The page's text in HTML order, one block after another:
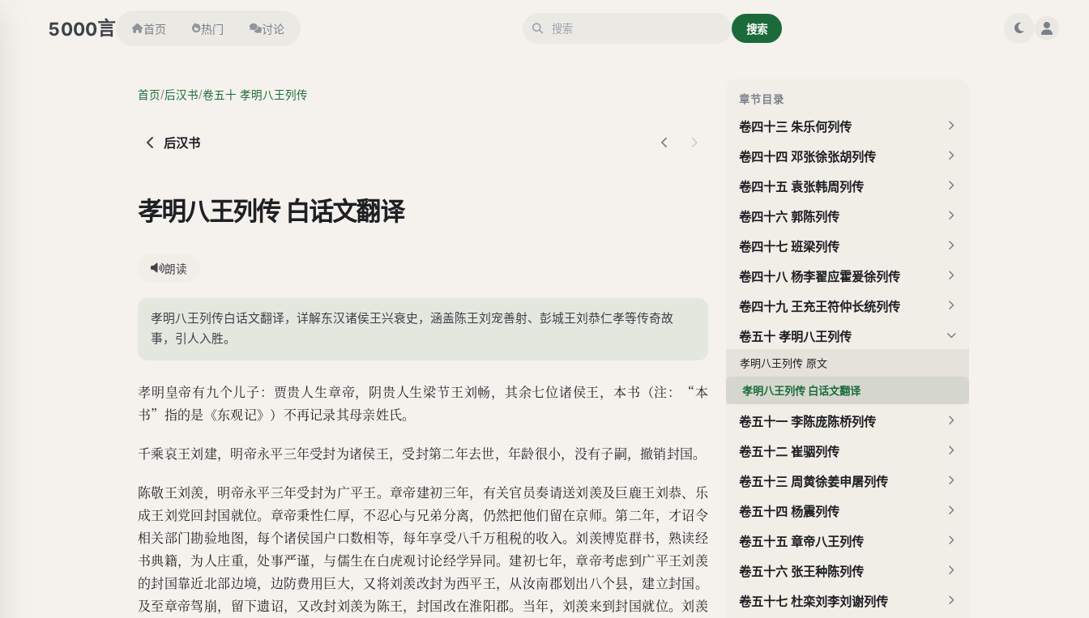
5000言 首页 热门 讨论 搜索
首页/后汉书/卷五十 孝明八王列传
后汉书
孝明八王列传 白话文翻译
朗读
孝明八王列传白话文翻译，详解东汉诸侯王兴衰史，涵盖陈王刘宠善射、彭城王刘恭仁孝等传奇故
事，引人入胜。
孝明皇帝有九个儿子：贾贵人生章帝，阴贵人生梁节王刘畅，其余七位诸侯王，本书（注：“本
书”指的是《东观记》）不再记录其母亲姓氏。
千乘哀王刘建，明帝永平三年受封为诸侯王，受封第二年去世，年龄很小，没有子嗣，撤销封国。
陈敬王刘羡，明帝永平三年受封为广平王。章帝建初三年，有关官员奏请送刘羡及巨鹿王刘恭、乐
成王刘党回封国就位。章帝秉性仁厚，不忍心与兄弟分离，仍然把他们留在京师。第二年，才诏令
相关部门勘验地图，每个诸侯国户口数相等，每年享受八千万租税的收入。刘羡博览群书，熟读经
书典籍，为人庄重，处事严谨，与儒生在白虎观讨论经学异同。建初七年，章帝考虑到广平王刘羡
的封国靠近北部边境，边防费用巨大，又将刘羡改封为西平王，从汝南郡划出八个县，建立封国。
及至章帝驾崩，留下遗诏，又改封刘羡为陈王，封国改在淮阳郡。当年，刘羡来到封国就位。刘羡
章节目录
卷四十下 班彪列传
卷四十二 光武十王列传
卷四十三 朱乐何列传
卷四十四 邓张徐张胡列传
卷四十五 袁张韩周列传
卷四十六 郭陈列传
卷四十七 班梁列传
卷四十八 杨李翟应霍爰徐列传
卷四十九 王充王符仲长统列传
卷五十 孝明八王列传
孝明八王列传 原文
孝明八王列传 白话文翻译
卷五十一 李陈庞陈桥列传
卷五十二 崔骃列传
卷五十三 周黄徐姜申屠列传
卷五十四 杨震列传
卷五十五 章帝八王列传
卷五十六 张王种陈列传
卷五十七 杜栾刘李刘谢列传